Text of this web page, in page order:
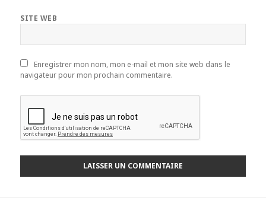
SITE WEB
Enregistrer mon nom, mon e-mail et mon site web dans le
navigateur pour mon prochain commentaire.